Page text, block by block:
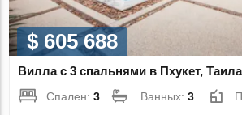
$ 605 688
Вилла с 3 спальнями в Пхукет,
Спален:3 Ванных:3